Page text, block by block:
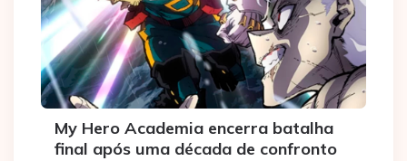
My Hero Academia encerra batalha
final após uma década de confronto